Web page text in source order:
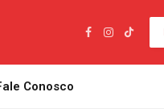
Facebook
Instagram
TikTok
Conosco